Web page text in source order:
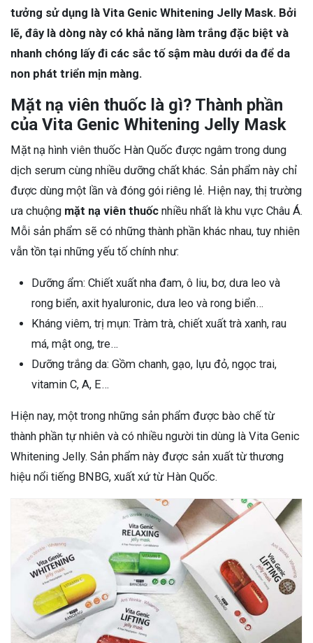
tưởng sử dụng là Vita Genic Whitening Jelly Mask. Bởi
lẽ, đây là dòng này có khả năng làm trắng đặc biệt và
nhanh chóng lấy đi các sắc tố sậm màu dưới da để da
non phát triển mịn màng.
Mặt nạ viên thuốc là gì? Thành phần
của Vita Genic Whitening Jelly Mask
Mặt nạ hình viên thuốc Hàn Quốc được ngâm trong dung
dịch serum cùng nhiều dưỡng chất khác. Sản phẩm này chỉ
được dùng một lần và đóng gói riêng lẻ. Hiện nay, thị trường
ưa chuộng mặt nạ viên thuốc nhiều nhất là khu vực Châu Á.
Mỗi sản phẩm sẽ có những thành phần khác nhau, tuy nhiên
vẫn tồn tại những yếu tố chính như:
Dưỡng ẩm: Chiết xuất nha đam, ô liu, bơ, dưa leo và
rong biển, axit hyaluronic, dưa leo và rong biển…
Kháng viêm, trị mụn: Tràm trà, chiết xuất trà xanh, rau
má, mật ong, tre…
Dưỡng trắng da: Gồm chanh, gạo, lựu đỏ, ngọc trai,
vitamin C, A, E…
Hiện nay, một trong những sản phẩm được bào chế từ
thành phần tự nhiên và có nhiều người tin dùng là Vita Genic
Whitening Jelly. Sản phẩm này được sản xuất từ thương
hiệu nổi tiếng BNBG, xuất xứ từ Hàn Quốc.